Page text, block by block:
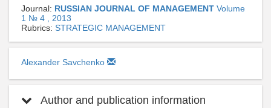
Journal: RUSSIAN JOURNAL OF MANAGEMENT Volume
1 № 4 , 2013
Rubrics: STRATEGIC MANAGEMENT
Alexander Savchenko
Author and publication information